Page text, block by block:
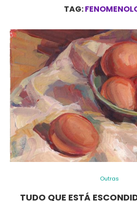
TAG:
Outras
TUDO QUE ESTÁ